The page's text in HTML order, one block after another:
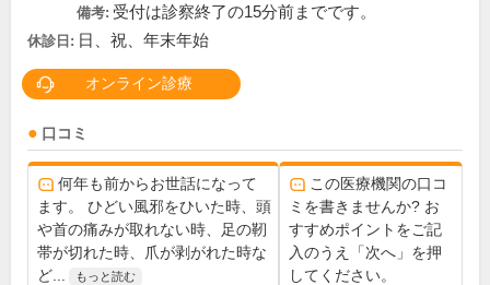
備考: 受付は診察終了の15分前までです。
休診日: 日、祝、年末年始
オンライン診療
口コミ
何年も前からお世話になって
ます。 ひどい風邪をひいた時、頭
や首の痛みが取れない時、足の靭
帯が切れた時、爪が剥がれた時な
ど...
もっと読む
この医療機関の口コ
ミを書きませんか? お
すすめポイントをご記
入のうえ「次へ」を押
してください。